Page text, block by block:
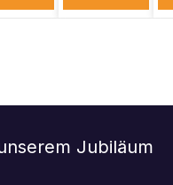
Jubiläum